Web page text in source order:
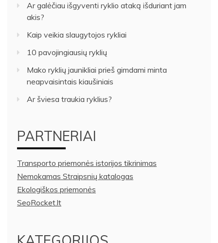
Ar galėčiau išgyventi ryklio ataką išduriant jam
akis?
Kaip veikia slaugytojos rykliai
10 pavojingiausių ryklių
Mako ryklių jaunikliai prieš gimdami minta
neapvaisintais kiaušiniais
Ar šviesa traukia ryklius?
PARTNERIAI
Transporto priemonės istorijos tikrinimas
Nemokamas Straipsnių katalogas
Ekologiškos priemonės
SeoRocket.lt